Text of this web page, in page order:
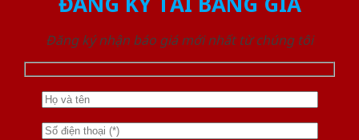
Đăng ký nhận báo giá mới nhất từ chúng tôi